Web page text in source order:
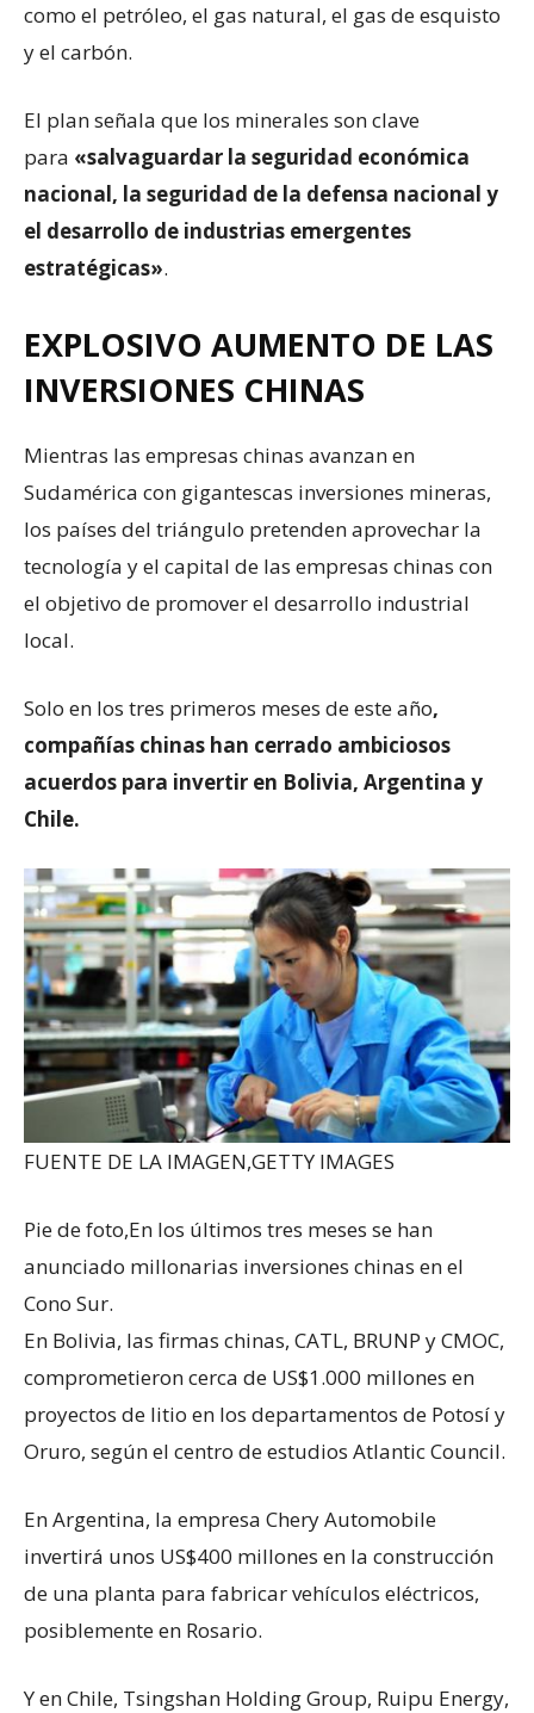
como el petróleo, el gas natural, el gas de esquisto
y el carbón.
El plan señala que los minerales son clave
para «salvaguardar la seguridad económica
nacional, la seguridad de la defensa nacional y
el desarrollo de industrias emergentes
estratégicas».
EXPLOSIVO AUMENTO DE LAS
INVERSIONES CHINAS
Mientras las empresas chinas avanzan en
Sudamérica con gigantescas inversiones mineras,
los países del triángulo pretenden aprovechar la
tecnología y el capital de las empresas chinas con
el objetivo de promover el desarrollo industrial
local.
Solo en los tres primeros meses de este año,
compañías chinas han cerrado ambiciosos
acuerdos para invertir en Bolivia, Argentina y
Chile.
FUENTE DE LA IMAGEN,GETTY IMAGES
Pie de foto,En los últimos tres meses se han
anunciado millonarias inversiones chinas en el
Cono Sur.
En Bolivia, las firmas chinas, CATL, BRUNP y CMOC,
comprometieron cerca de US$1.000 millones en
proyectos de litio en los departamentos de Potosí y
Oruro, según el centro de estudios Atlantic Council.
En Argentina, la empresa Chery Automobile
invertirá unos US$400 millones en la construcción
de una planta para fabricar vehículos eléctricos,
posiblemente en Rosario.
Y en Chile, Tsingshan Holding Group, Ruipu Energy,